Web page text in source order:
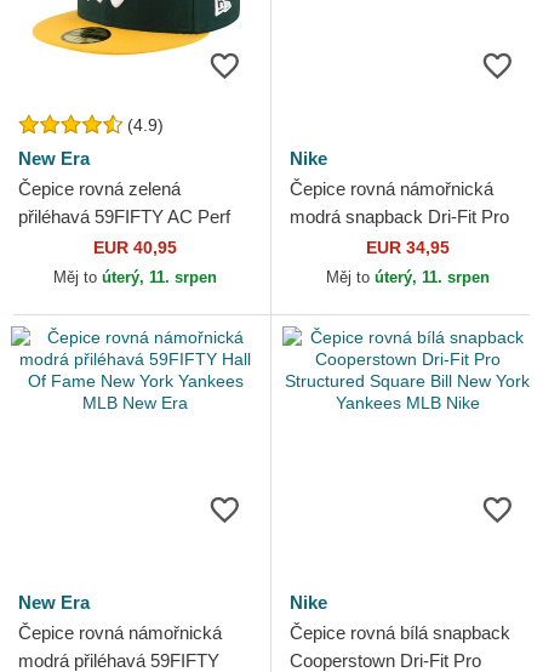
(4.9)
New Era
Čepice rovná zelená
přiléhavá 59FIFTY AC Perf
Oakland Athletics MLB New
EUR 40,95
Měj to úterý, 11. srpen
Nike
Čepice rovná námořnická
modrá snapback Dri-Fit Pro
Structured Square Bill New
York Yankees MLB Nike
EUR 34,95
Měj to úterý, 11. srpen
New Era
Čepice rovná námořnická
modrá přiléhavá 59FIFTY
Nike
Čepice rovná bílá snapback
Cooperstown Dri-Fit Pro